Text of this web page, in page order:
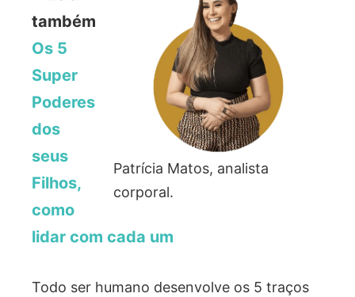
Patrícia Matos, analista
corporal.
também
Os 5
Super
Poderes
dos
seus
Filhos,
como
lidar com cada um
Todo ser humano desenvolve os 5 traços